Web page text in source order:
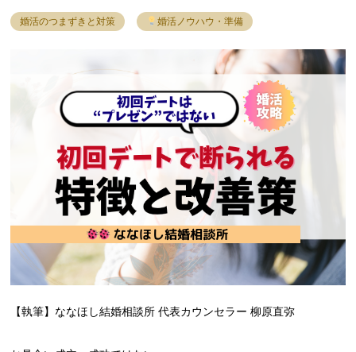
婚活のつまずきと対策 婚活ノウハウ・準備
【執筆】ななほし結婚相談所 代表カウンセラー 柳原直弥